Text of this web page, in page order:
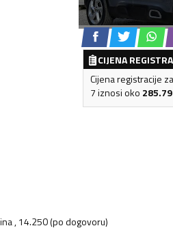
CIJENA
Cijena registracije
7 iznosi oko 285.79
, 14.250 (po dogovoru)